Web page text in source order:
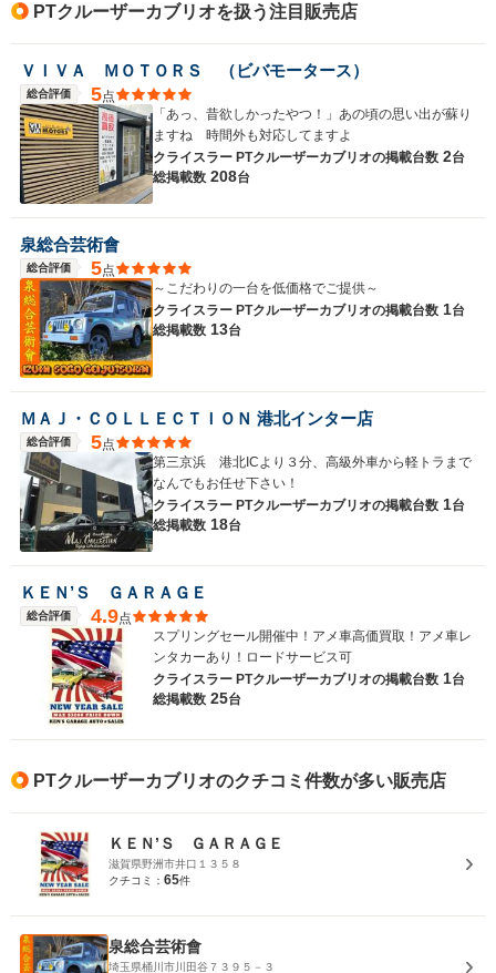
PTクルーザーカブリオを扱う注目販売店
ＶＩＶＡ ＭＯＴＯＲＳ （ビバモータース）
総合評価 5点
「あっ、昔欲しかったやつ！」あの頃の思い出が蘇り
ますね 時間外も対応してますよ
クライスラー PTクルーザーカブリオの掲載台数 2台
総掲載数 208台
泉総合芸術會
総合評価 5点
～こだわりの一台を低価格でご提供～
クライスラー PTクルーザーカブリオの掲載台数 1台
総掲載数 13台
ＭＡＪ・ＣＯＬＬＥＣＴＩＯＮ 港北インター店
総合評価 5点
第三京浜 港北ICより３分、高級外車から軽トラまで
なんでもお任せ下さい！
クライスラー PTクルーザーカブリオの掲載台数 1台
総掲載数 18台
ＫＥＮ’Ｓ ＧＡＲＡＧＥ
総合評価 4.9点
スプリングセール開催中！アメ車高価買取！アメ車レ
ンタカーあり！ロードサービス可
クライスラー PTクルーザーカブリオの掲載台数 1台
総掲載数 25台
PTクルーザーカブリオのクチコミ件数が多い販売店
ＫＥＮ’Ｓ ＧＡＲＡＧＥ
滋賀県野洲市井口１３５８
クチコミ： 65件
泉総合芸術會
埼玉県桶川市川田谷７３９５－３